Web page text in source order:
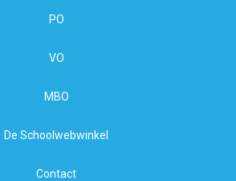
PO
VO
MBO
De Schoolwebwinkel
Contact